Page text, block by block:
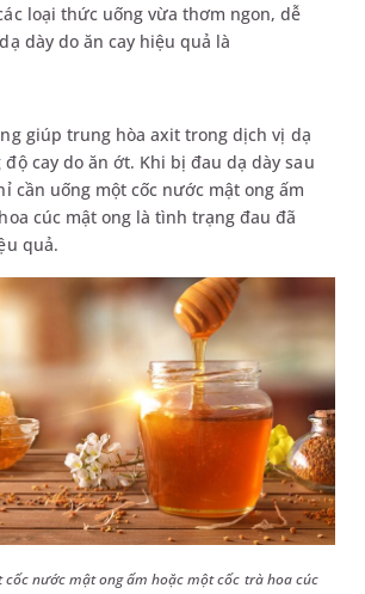
loại thức uống vừa thơm ngon, dễ
dày do ăn cay hiệu quả là
giúp trung hòa axit trong dịch vị dạ
độ cay do ăn ớt. Khi bị đau dạ dày sau
cần uống một cốc nước mật ong ấm
cúc mật ong là tình trạng đau đã
quả.
cốc nước mật ong ấm hoặc một cốc trà hoa cúc